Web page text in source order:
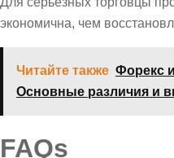
экономична, чем
Читайте также Форекс
Основные различия и
FAQs